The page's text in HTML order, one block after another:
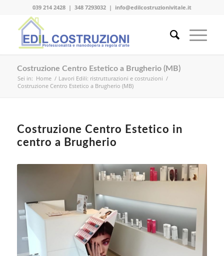
039 214 2428| 348 7293032| info@edilcostruzionivitale.it
Costruzione Centro Estetico a Brugherio (MB)
Sei in: Home / Lavori Edili: ristrutturazioni e costruzioni /
Costruzione Centro Estetico a Brugherio (MB)
Costruzione Centro Estetico in
centro a Brugherio